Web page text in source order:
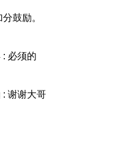
鼓励。
: 必须的
: 谢谢大哥